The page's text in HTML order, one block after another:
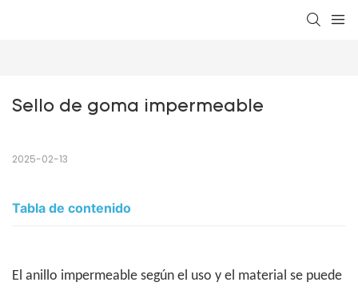
Sello de goma impermeable
2025-02-13
Tabla de contenido
El anillo impermeable según el uso y el material se puede